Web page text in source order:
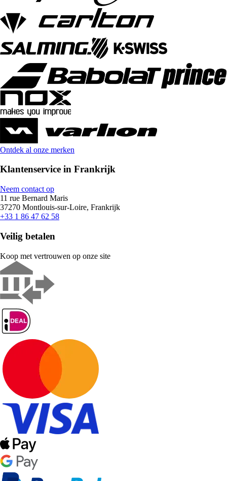
Ontdek al onze merken
Klantenservice in Frankrijk
Neem contact op
11 rue Bernard Maris
37270 Montlouis-sur-Loire, Frankrijk
+33 1 86 47 62 58
Veilig betalen
Koop met vertrouwen op onze site